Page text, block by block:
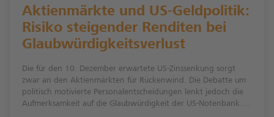
Aktienmärkte und US-Geldpolitik:
Risiko steigender Renditen bei
Glaubwürdigkeitsverlust
Die für den 10. Dezember erwartete US-Zinssenkung sorgt
zwar an den Aktienmärkten für Rückenwind. Die Debatte um
politisch motivierte Personalentscheidungen lenkt jedoch die
Aufmerksamkeit auf die Glaubwürdigkeit der US-Notenbank.